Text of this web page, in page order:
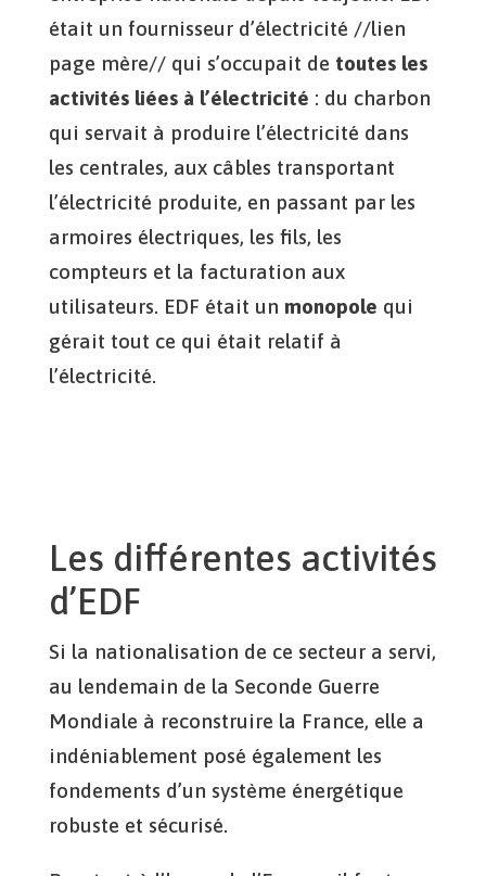
était un fournisseur d’électricité //lien
page mère// qui s’occupait de toutes les
activités liées à l’électricité : du charbon
qui servait à produire l’électricité dans
les centrales, aux câbles transportant
l’électricité produite, en passant par les
armoires électriques, les fils, les
compteurs et la facturation aux
utilisateurs. EDF était un monopole qui
gérait tout ce qui était relatif à
l’électricité.
Les différentes activités
d’EDF
Si la nationalisation de ce secteur a servi,
au lendemain de la Seconde Guerre
Mondiale à reconstruire la France, elle a
indéniablement posé également les
fondements d’un système énergétique
robuste et sécurisé.